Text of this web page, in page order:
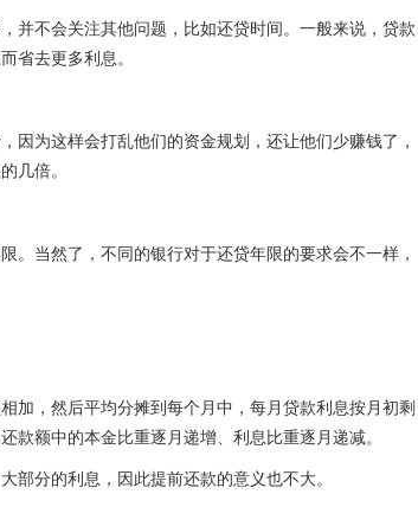
并不会关注其他问题，比如还贷时间。一般来说，贷款
省去更多利息。
因为这样会打乱他们的资金规划，还让他们少赚钱了，
几倍。
。当然了，不同的银行对于还贷年限的要求会不一样，
加，然后平均分摊到每个月中，每月贷款利息按月初剩
款额中的本金比重逐月递增、利息比重逐月递减。
部分的利息，因此提前还款的意义也不大。